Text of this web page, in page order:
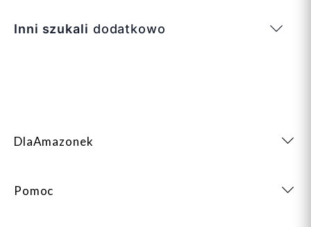
Inni szukali dodatkowo
DlaAmazonek
Pomoc